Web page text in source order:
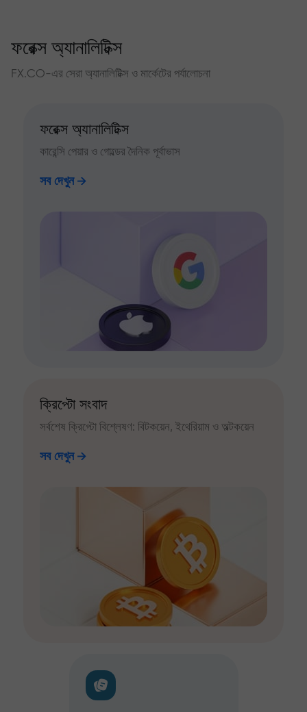
ফরেক্স অ্যানালিটিক্স
FX.CO-এর সেরা অ্যানালিটিক্স ও মার্কেটের পর্যালোচনা
ফরেক্স অ্যানালিটিক্স
কারেন্সি পেয়ার ও গোল্ডের দৈনিক পূর্বাভাস
সব দেখুন
ক্রিপ্টো সংবাদ
সর্বশেষ ক্রিপ্টো বিশ্লেষণ: বিটকয়েন, ইথেরিয়াম ও অল্টকয়েন
সব দেখুন